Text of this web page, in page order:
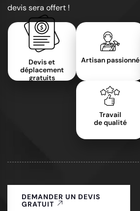
devis sera offert !
Devis et
déplacement
gratuits
Artisan passionné
Travail
de qualité
DEMANDER UN DEVIS
GRATUIT